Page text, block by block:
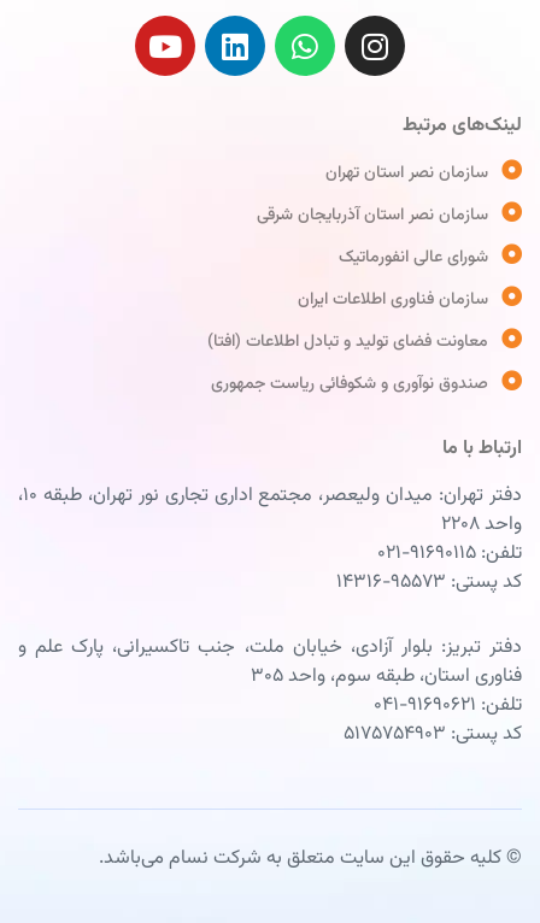
لینک‌های مرتبط
سازمان نصر استان تهران
سازمان نصر استان آذربایجان شرقی
شورای عالی انفورماتیک
سازمان فناوری اطلاعات ایران
معاونت فضای تولید و تبادل اطلاعات (افتا)
صندوق نوآوری و شکوفائی ریاست جمهوری
ارتباط با ما
دفتر تهران: میدان ولیعصر، مجتمع اداری تجاری نور تهران، طبقه ۱۰،
واحد ۲۲۰۸
تلفن: ۹۱۶۹۰۱۱۵-۰۲۱
کد پستی: ۹۵۵۷۳-۱۴۳۱۶
دفتر تبریز: بلوار آزادی، خیابان ملت، جنب تاکسیرانی، پارک علم و
فناوری استان، طبقه سوم، واحد ۳۰۵
تلفن: ۹۱۶۹۰۶۲۱-۰۴۱
کد پستی: ۵۱۷۵۷۵۴۹۰۳
© کلیه حقوق این سایت متعلق به شرکت نسام می‌باشد.